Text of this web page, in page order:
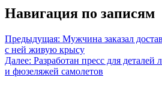
Навигация по записям
Предыдущая: Мужчина заказал
с ней живую крысу
Далее: Разработан пресс для деталей
и фюзеляжей самолетов